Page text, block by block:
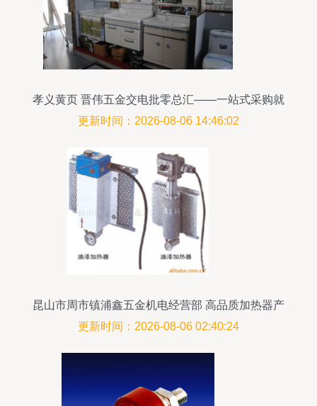
孝义黄页 晋伟五金交电批零总汇——一站式采购就
选这家
更新时间：2026-08-06 14:46:02
昆山市周市镇浦鑫五金机电经营部 高品质加热器产
品清单及配件推荐（附电子产品）
更新时间：2026-08-06 02:40:24